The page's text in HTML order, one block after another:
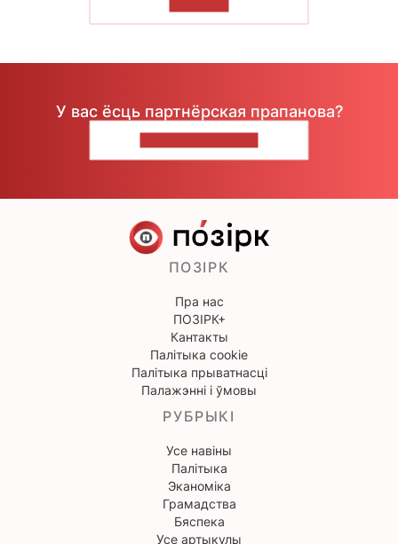
У вас ёсць партнёрская прапанова?
ПОЗІРК
Пра нас
ПОЗІРК+
Кантакты
Палітыка cookie
Палітыка прыватнасці
Палажэнні і ўмовы
РУБРЫКІ
Усе навіны
Палітыка
Эканоміка
Грамадства
Бяспека
Усе артыкулы